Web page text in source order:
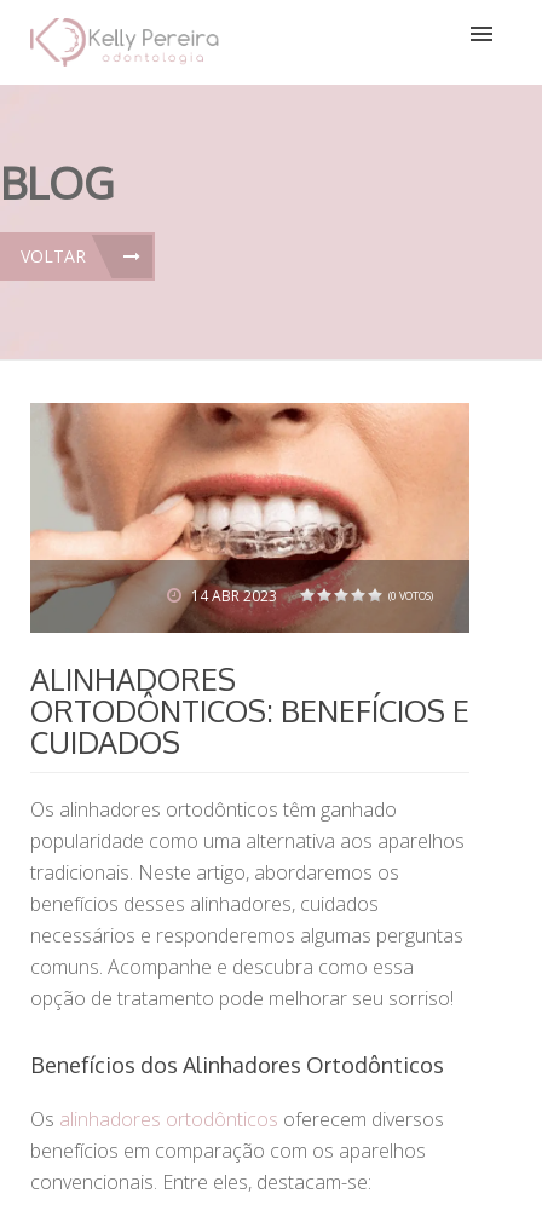
BLOG
VOLTAR
14ABR 2023 1 2 3 4 5 (0 VOTOS)
ALINHADORES
ORTODÔNTICOS: BENEFÍCIOS E
CUIDADOS
Os alinhadores ortodônticos têm ganhado
popularidade como uma alternativa aos aparelhos
tradicionais. Neste artigo, abordaremos os
benefícios desses alinhadores, cuidados
necessários e responderemos algumas perguntas
comuns. Acompanhe e descubra como essa
opção de tratamento pode melhorar seu sorriso!
Benefícios dos Alinhadores Ortodônticos
Os alinhadores ortodônticos oferecem diversos
benefícios em comparação com os aparelhos
convencionais. Entre eles, destacam-se: